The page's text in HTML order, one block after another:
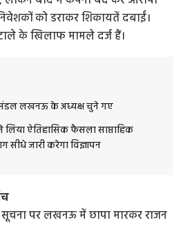
को डराकर शिकायतें दबाईं।
के खिलाफ मामले दर्ज हैं।
मंडल लखनऊ के अध्यक्ष चुने गए
ऐतिहासिक फैसला साप्ताहिक
सीधे जारी करेगा विज्ञापन
पर लखनऊ में छापा मारकर राजन